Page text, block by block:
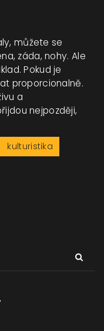
můžete se
záda, nohy. Ale
Pokud je
proporcionalně.
a
nejpozději,
kulturistika